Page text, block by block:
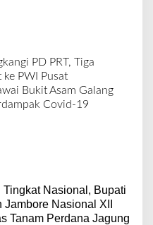
PD PRT, Tiga
ke PWI Pusat
Bukit Asam Galang
Covid-19
Nasional, Bupati
Nasional XII
Tanam Perdana Jagung